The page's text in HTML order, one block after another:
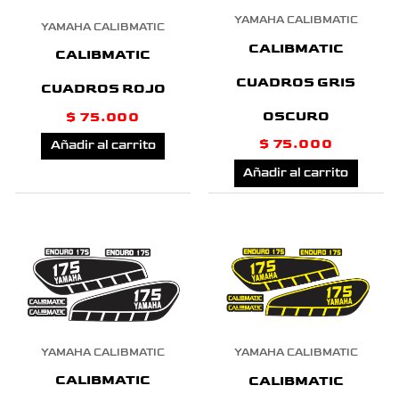
YAMAHA CALIBMATIC
CALIBMATIC
CUADROS ROJO
$ 75.000
Añadir al carrito
YAMAHA CALIBMATIC
CALIBMATIC
CUADROS GRIS
OSCURO
$ 75.000
Añadir al carrito
YAMAHA CALIBMATIC
CALIBMATIC
YAMAHA CALIBMATIC
CALIBMATIC